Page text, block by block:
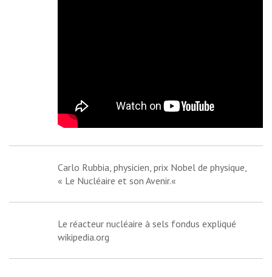
Carlo Rubbia , physicien, prix Nobel de physique,
« Le Nucléaire et son Avenir.«
Le réacteur nucléaire à sels fondus expliqué
wikipedia.org